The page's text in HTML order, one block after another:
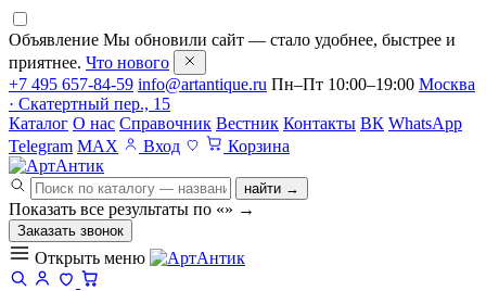
Объявление Мы обновили сайт — стало удобнее, быстрее и
приятнее. Что нового
+7 495 657-84-59 info@artantique.ru Пн–Пт 10:00–19:00 Москва
· Скатертный пер., 15
Каталог О нас Справочник Вестник Контакты ВК WhatsApp
Telegram MAX Вход Корзина
найти →
Показать все результаты по «» →
Заказать звонок
Открыть меню